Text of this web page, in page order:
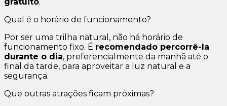
gratuito.
Qual é o horário de funcionamento?
Por ser uma trilha natural, não há horário de
funcionamento fixo. É recomendado percorrê-la
durante o dia, preferencialmente da manhã até o
final da tarde, para aproveitar a luz natural e a
segurança.
Que outras atrações ficam próximas?